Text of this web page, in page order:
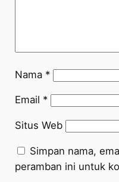
Nama *
Email *
Situs Web
Simpan nama,
peramban ini untuk